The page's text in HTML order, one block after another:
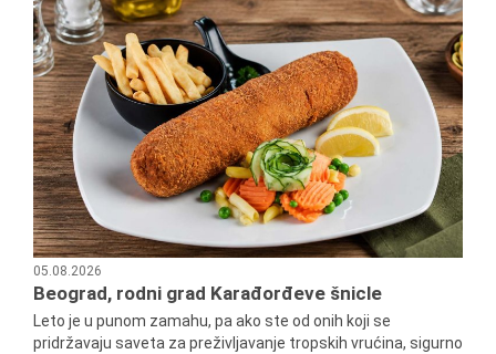
05.08.2026
Beograd, rodni grad Karađorđeve šnicle
Leto je u punom zamahu, pa ako ste od onih koji se
pridržavaju saveta za preživljavanje tropskih vrućina, sigurno